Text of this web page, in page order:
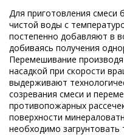
Для приготовления смеси
чистой воды с
постепенно добавляют в
добиваясь получения
Перемешивание
насадкой при скорости
выдерживают
созревания смеси и
противопожарных
поверхности
необходимо